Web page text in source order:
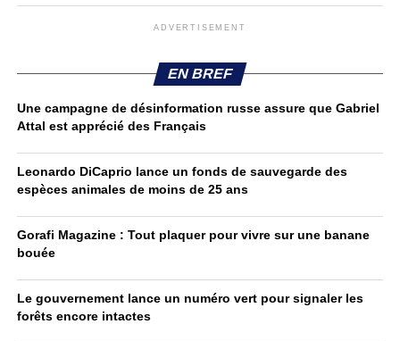
ADVERTISEMENT
EN BREF
Une campagne de désinformation russe assure que Gabriel
Attal est apprécié des Français
Leonardo DiCaprio lance un fonds de sauvegarde des
espèces animales de moins de 25 ans
Gorafi Magazine : Tout plaquer pour vivre sur une banane
bouée
Le gouvernement lance un numéro vert pour signaler les
forêts encore intactes